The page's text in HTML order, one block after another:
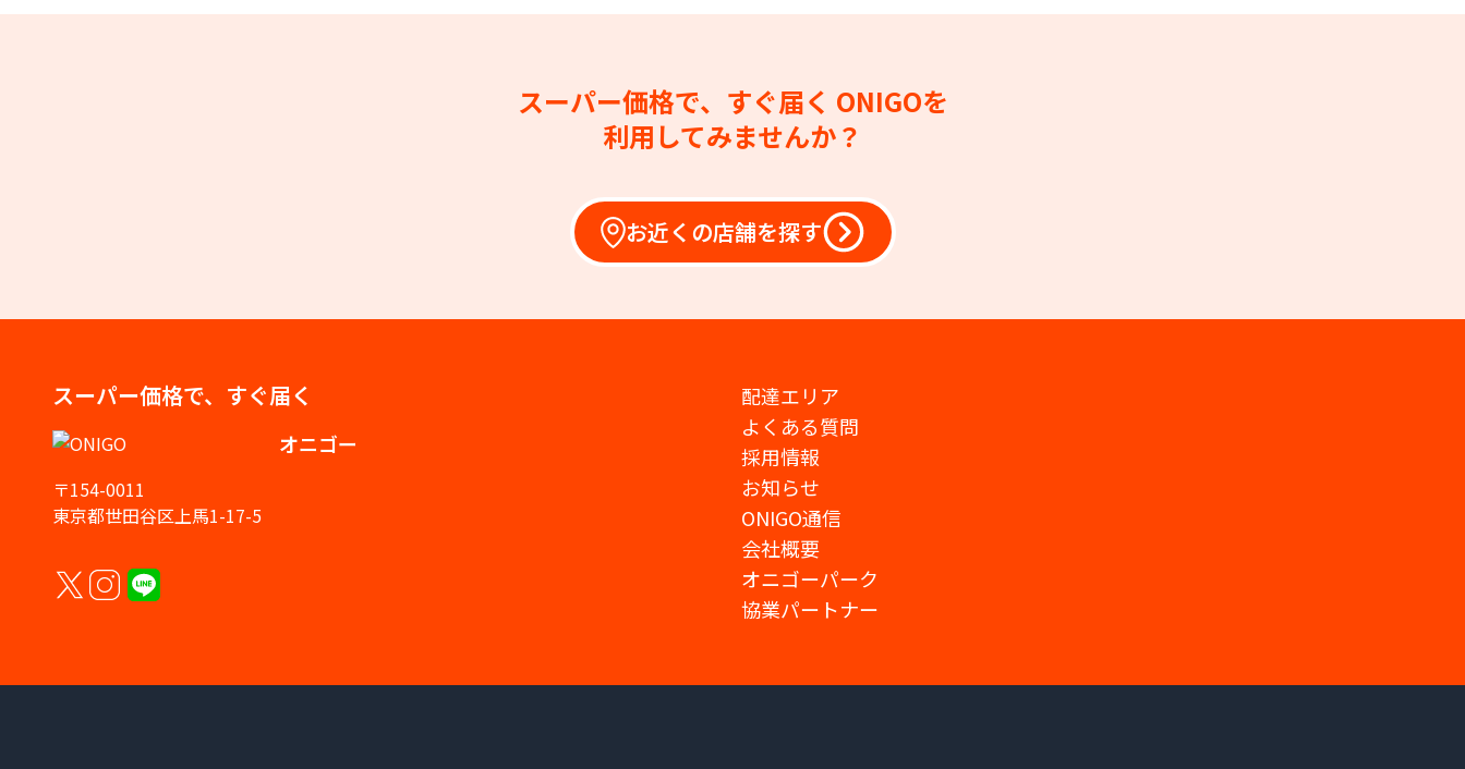
スーパー価格で、すぐ届く ONIGOを
利用してみませんか？
お近くの店舗を探す
スーパー価格で、すぐ届く
オニゴー
〒154-0011
東京都世田谷区上馬1-17-5
配達エリア
よくある質問
採用情報
お知らせ
ONIGO通信
会社概要
オニゴーパーク
協業パートナー